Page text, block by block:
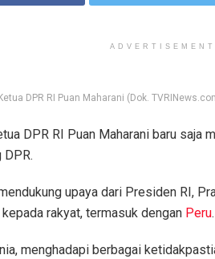
ADVERTISEMENT
DPR RI Puan Maharani (Dok.
DPR RI Puan Maharani baru saja
DPR.
upaya dari Presiden RI,
rakyat, termasuk dengan Peru.
menghadapi berbagai